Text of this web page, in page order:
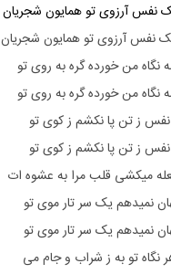
نفس آرزوی تو همایون شجریان
نفس آرزوی تو همایون شجریان
نگاه من خورده گره به روی تو
نگاه من خورده گره به روی تو
نفس ز تن پا نکشم ز کوی تو
نفس ز تن پا نکشم ز کوی تو
میکشی قلب مرا به عشوه ات
نمیدهم یک سر تار موی تو
نمیدهم یک سر تار موی تو
تو به ز شراب و جام می